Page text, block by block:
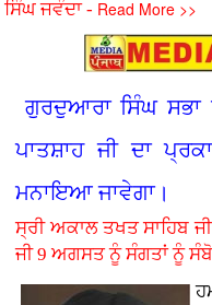
ਸਿੰਘ ਜਵੰਦਾ - Read More >>
ਗੁਰਦੁਆਰਾ ਸਿੰਘ
ਪਾਤਸ਼ਾਹ ਜੀ ਦਾ
ਮਨਾਇਆ ਜਾਵੇਗਾ।
ਸ੍ਰੀ ਅਕਾਲ ਤਖਤ ਸਾਹਿਬ
ਜੀ 9 ਅਗਸਤ ਨੂੰ ਸੰਗਤਾਂ ਨੂੰ